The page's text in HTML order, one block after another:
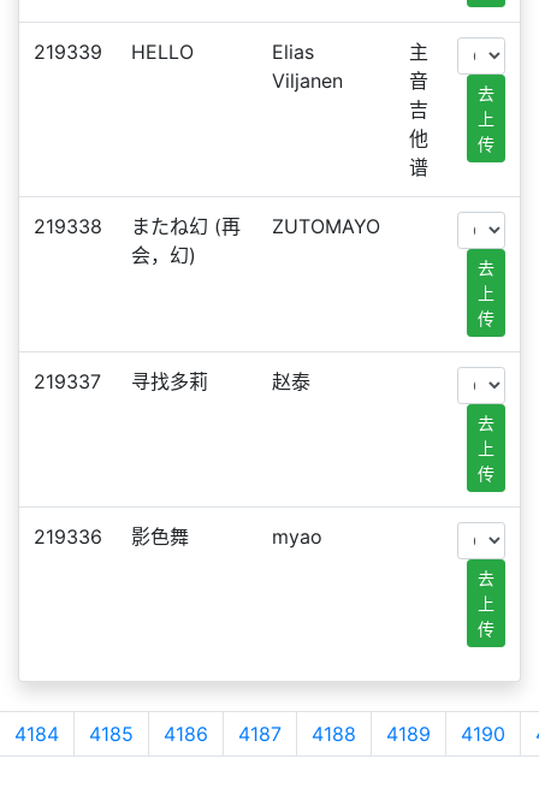
219339 HELLO
Elias
Viljanen
主
音
吉
他
谱
去
上
传
219338
またね幻 (再
会，幻)
ZUTOMAYO
去
上
传
219337 寻找多莉 赵泰
去
上
传
219336 影色舞 myao
去
上
传
4184 4185 4186 4187 4188 4189 4190